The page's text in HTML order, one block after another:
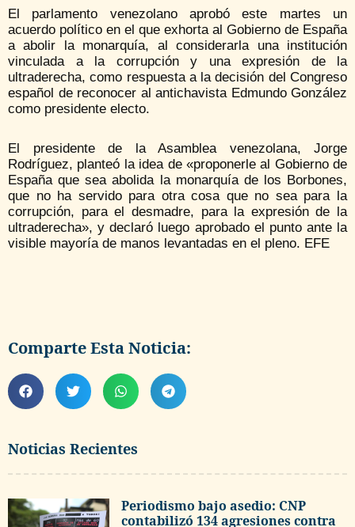
Noticias Recientes
Periodismo bajo asedio: CNP
contabilizó 134 agresiones contra
El parlamento venezolano aprobó este martes un
acuerdo político en el que exhorta al Gobierno de España
a abolir la monarquía, al considerarla una institución
vinculada a la corrupción y una expresión de la
ultraderecha, como respuesta a la decisión del Congreso
español de reconocer al antichavista Edmundo González
como presidente electo.
El presidente de la Asamblea venezolana, Jorge
Rodríguez, planteó la idea de «proponerle al Gobierno de
España que sea abolida la monarquía de los Borbones,
que no ha servido para otra cosa que no sea para la
corrupción, para el desmadre, para la expresión de la
ultraderecha», y declaró luego aprobado el punto ante la
visible mayoría de manos levantadas en el pleno. EFE
Comparte Esta Noticia: